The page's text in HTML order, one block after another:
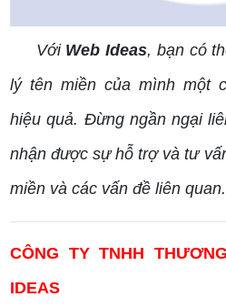
Với Web Ideas, bạn có
lý tên miền của mình một
hiệu quả. Đừng ngần ngại
nhận được sự hỗ trợ và tư
miền và các vấn đề liên quan.
CÔNG TY TNHH
IDEAS